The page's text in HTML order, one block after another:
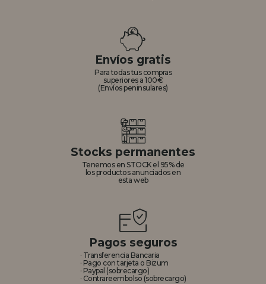
Envíos gratis
Para todas tus compras
superiores a 100€
(Envíos peninsulares)
Stocks permanentes
Tenemos en STOCK el 95% de
los productos anunciados en
esta web
Pagos seguros
· Transferencia Bancaria
· Pago con tarjeta o Bizum
· Paypal (sobrecargo)
· Contrareembolso (sobrecargo)